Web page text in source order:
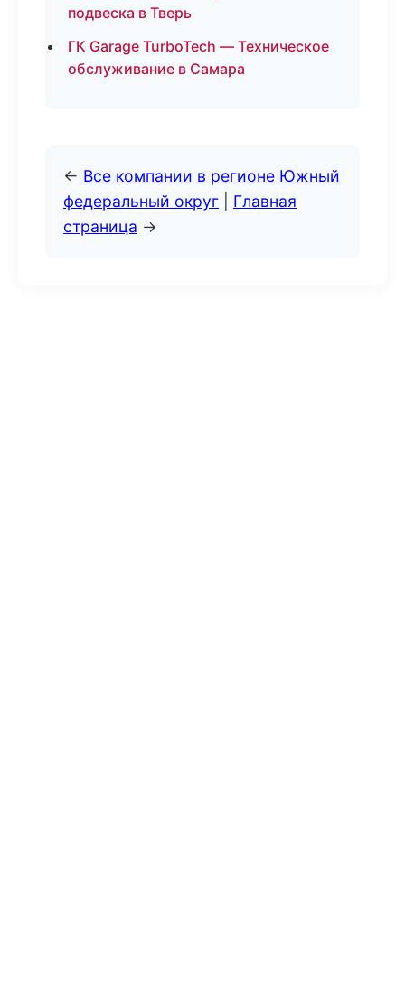
подвеска в Тверь
ГК Garage TurboTech — Техническое
обслуживание в Самара
← Все компании в регионе Южный
федеральный округ
Главная
страница →